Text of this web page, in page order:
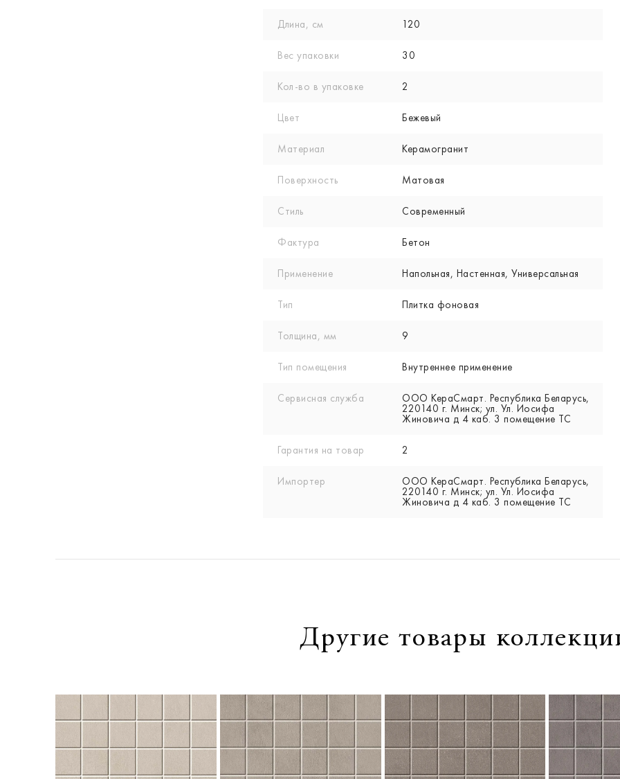
Длина, см 120
Вес упаковки 30
Кол-вo в упаковке 2
Цвет Бежевый
Материал Керамогранит
Поверхность Матовая
Стиль Современный
Фактура Бетон
Применение Напольная, Настенная, Универсальная
Тип Плитка фоновая
Толщина, мм 9
Тип помещения Внутреннее применение
Сервисная служба
ООО КераСмарт. Республика Беларусь,
220140 г. Минск; ул. Ул. Иосифа
Жиновича д 4 каб. 3 помещение ТС
Гарантия на товар 2
Импортер
ООО КераСмарт. Республика Беларусь,
220140 г. Минск; ул. Ул. Иосифа
Жиновича д 4 каб. 3 помещение ТС
Другие товары